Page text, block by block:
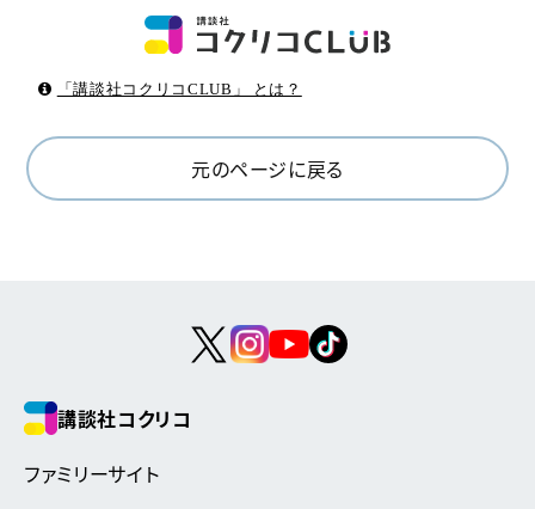
「講談社コクリコCLUB」 とは？
元のページに戻る
講談社コクリコ
ファミリーサイト